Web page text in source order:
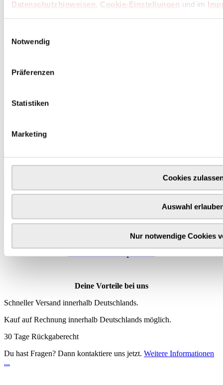
Datenschutzhinweisen, Cookie-Einstellungen und im
Notwendig
Präferenzen
Statistiken
Marketing
Cookies
Auswahl
Nur notwendige Cookies
hier
Deine Vorteile bei uns
Schneller Versand innerhalb Deutschlands.
Kauf auf Rechnung innerhalb Deutschlands möglich.
30 Tage Rückgaberecht
Du hast Fragen? Dann kontaktiere uns jetzt. Weitere Informationen
...